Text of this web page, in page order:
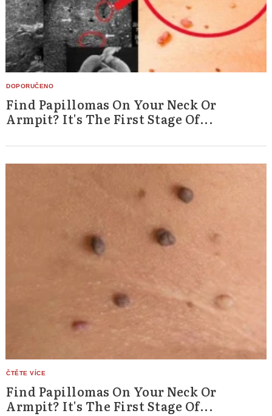
Find Papillomas On Your Neck Or
Armpit? It's The First Stage Of...
Find Papillomas On Your Neck Or
Armpit? It's The First Stage Of...